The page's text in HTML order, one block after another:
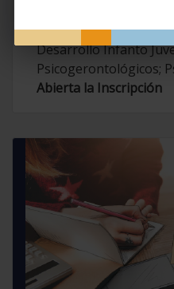
Contemporáneas;
Desarrollo Infanto
Psicogerontológicos;
Abierta la Inscripción